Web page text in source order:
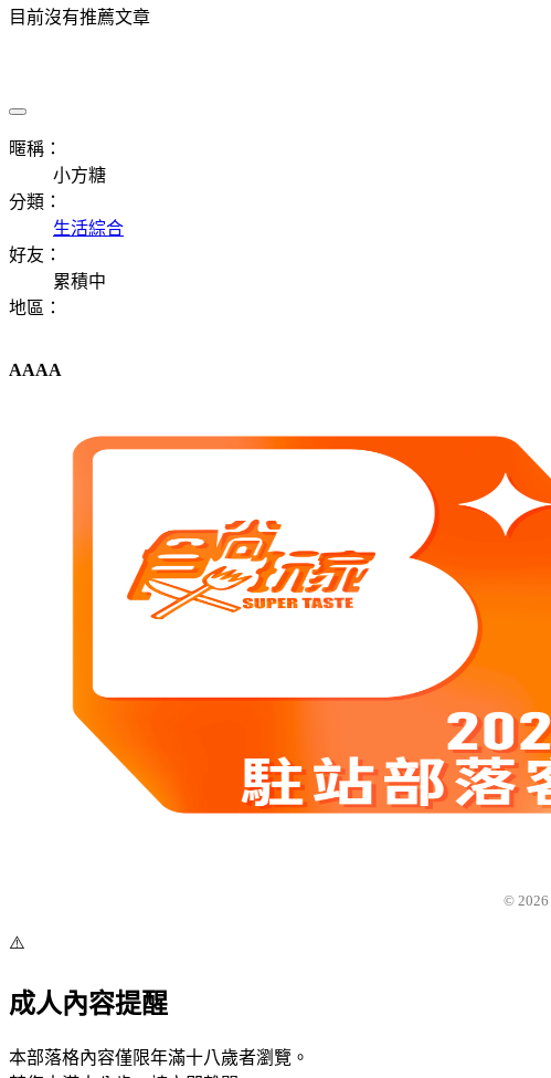
目前沒有推薦文章
暱稱：
小方糖
分類：
生活綜合
好友：
累積中
地區：
AAAA
© 2026
⚠️
成人內容提醒
本部落格內容僅限年滿十八歲者瀏覽。